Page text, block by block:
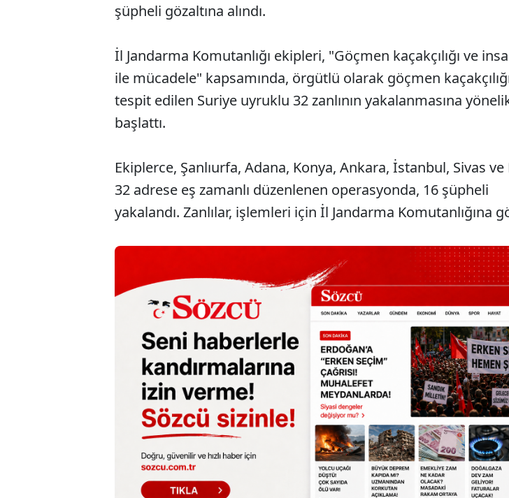
şüpheli gözaltına alındı.
İl Jandarma Komutanlığı ekipleri, "Göçmen kaçakçılığı ve
ile mücadele" kapsamında, örgütlü olarak göçmen kaçakçılığı
tespit edilen Suriye uyruklu 32 zanlının yakalanmasına
başlattı.
Ekiplerce, Şanlıurfa, Adana, Konya, Ankara, İstanbul, Sivas
32 adrese eş zamanlı düzenlenen operasyonda, 16 şüpheli
yakalandı. Zanlılar, işlemleri için İl Jandarma Komutanlığına